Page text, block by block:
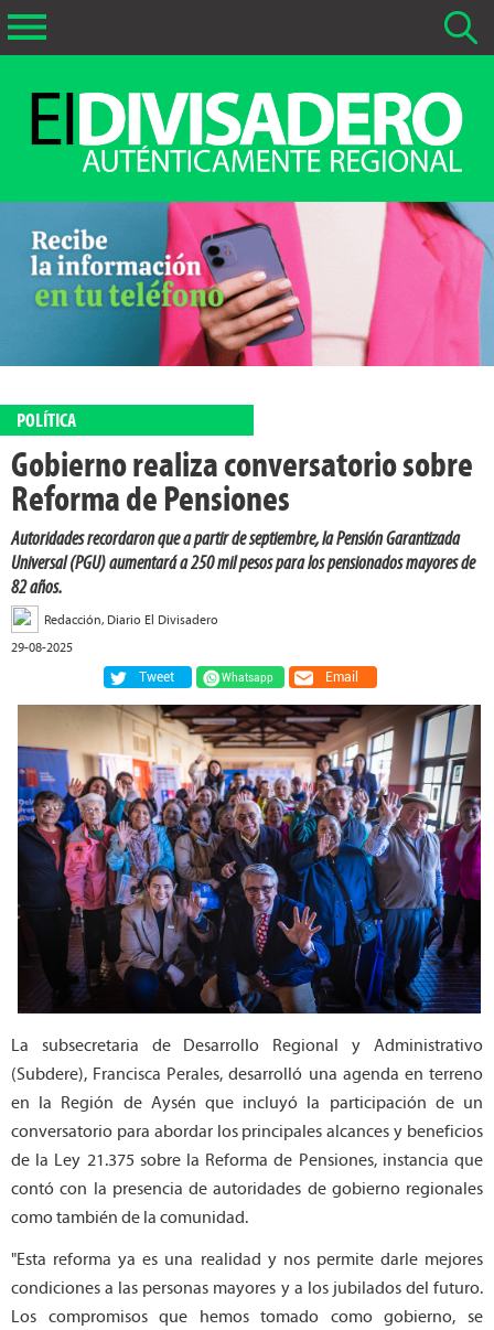
La fecha más antigua por defecto que se buscará es 01-02-
Buscar notas anteriores a 01-02-2026
POLÍTICA
Gobierno realiza conversatorio sobre
Reforma de Pensiones
Autoridades recordaron que a partir de septiembre, la Pensión Garantizada
Universal (PGU) aumentará a 250 mil pesos para los pensionados mayores de
82 años.
Redacción, Diario El Divisadero
29-08-2025
Tweet
Whatsapp Email
La subsecretaria de Desarrollo Regional y Administrativo
(Subdere), Francisca Perales, desarrolló una agenda en terreno
en la Región de Aysén que incluyó la participación de un
conversatorio para abordar los principales alcances y beneficios
de la Ley 21.375 sobre la Reforma de Pensiones, instancia que
contó con la presencia de autoridades de gobierno regionales
como también de la comunidad.
"Esta reforma ya es una realidad y nos permite darle mejores
condiciones a las personas mayores y a los jubilados del futuro.
Los compromisos que hemos tomado como gobierno, se